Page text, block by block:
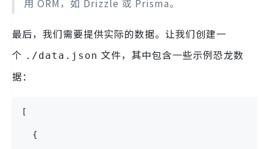
用 ORM，如 Drizzle 或 Prisma。
最后，我们需要提供实际的数据。让我们创建一
个 ./data.json 文件，其中包含一些示例恐龙数
据：
[
  {